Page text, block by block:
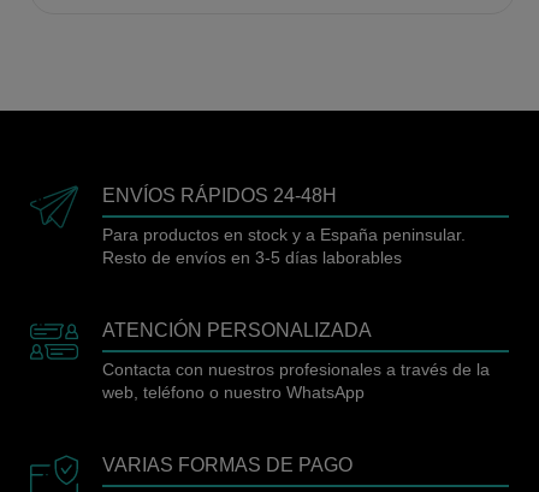
ENVÍOS RÁPIDOS 24-48H
Para productos en stock y a España peninsular.
Resto de envíos en 3-5 días laborables
ATENCIÓN PERSONALIZADA
Contacta con nuestros profesionales a través de la
web, teléfono o nuestro WhatsApp
VARIAS FORMAS DE PAGO